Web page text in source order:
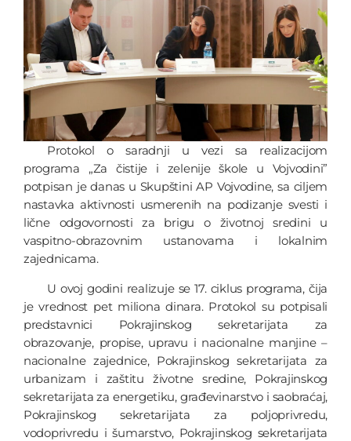
Protokol o saradnji u vezi sa realizacijom
programa „Za čistije i zelenije škole u Vojvodini”
potpisan je danas u Skupštini AP Vojvodine, sa ciljem
nastavka aktivnosti usmerenih na podizanje svesti i
lične odgovornosti za brigu o životnoj sredini u
vaspitno-obrazovnim ustanovama i lokalnim
zajednicama.
U ovoj godini realizuje se 17. ciklus programa, čija
je vrednost pet miliona dinara. Protokol su potpisali
predstavnici Pokrajinskog sekretarijata za
obrazovanje, propise, upravu i nacionalne manjine –
nacionalne zajednice, Pokrajinskog sekretarijata za
urbanizam i zaštitu životne sredine, Pokrajinskog
sekretarijata za energetiku, građevinarstvo i saobraćaj,
Pokrajinskog sekretarijata za poljoprivredu,
vodoprivredu i šumarstvo, Pokrajinskog sekretarijata